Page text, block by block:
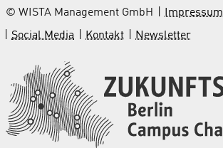
© WISTA Management GmbH Impressum
Social Media
Kontakt Newsletter